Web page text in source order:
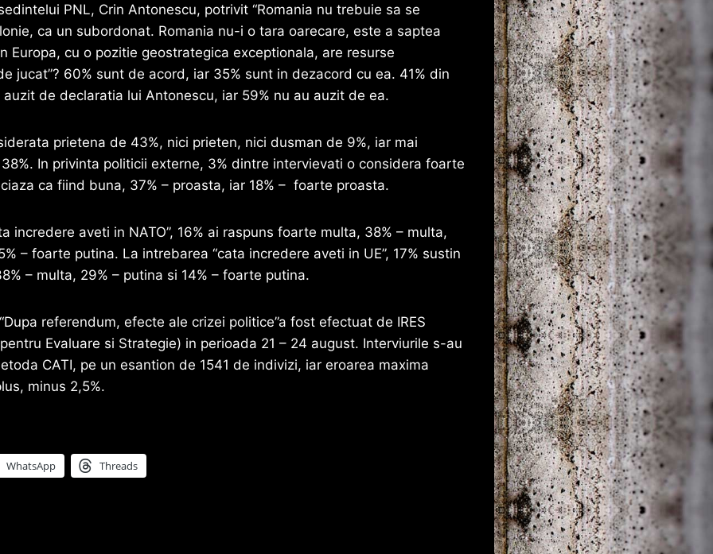
PNL, Crin Antonescu, potrivit “Romania nu trebuie sa se
ca un subordonat. Romania nu-i o tara oarecare, este a saptea
Europa, cu o pozitie geostrategica exceptionala, are resurse
jucat”? 60% sunt de acord, iar 35% sunt in dezacord cu ea. 41% din
de declaratia lui Antonescu, iar 59% nu au auzit de ea.
prietena de 43%, nici prieten, nici dusman de 9%, iar mai
In privinta politicii externe, 3% dintre intervievati o considera foarte
ca fiind buna, 37% – proasta, iar 18% – foarte proasta.
incredere aveti in NATO”, 16% ai raspuns foarte multa, 38% – multa,
– foarte putina. La intrebarea “cata incredere aveti in UE”, 17% sustin
– multa, 29% – putina si 14% – foarte putina.
referendum, efecte ale crizei politice”a fost efectuat de IRES
Evaluare si Strategie) in perioada 21 – 24 august. Interviurile s-au
CATI, pe un esantion de 1541 de indivizi, iar eroarea maxima
minus 2,5%.
WhatsApp Threads